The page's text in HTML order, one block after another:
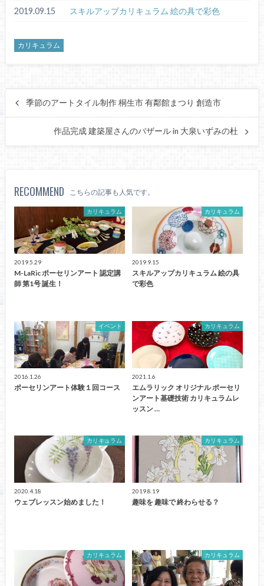
2019.09.15 スキルアップカリキュラム 絵の具で彩色
カリキュラム
季節のアートタイル制作 桐生市 有鄰館まつり 創造市
作品完成 建築屋さんのバザール in 大泉いずみの杜
RECOMMEND こちらの記事も人気です。
カリキュラム
2019.5.29
M-LaRic ポーセリンアート 認定講
師 第1号 誕生！
カリキュラム
2019.9.15
スキルアップカリキュラム 絵の具
で彩色
イベント
2016.1.26
ポーセリンアート体験１回コース
カリキュラム
2021.1.6
エムラリック オリジナル ポーセリ
ンアート基礎技術 カリキュラムレ
ッスン …
カリキュラム
2020.4.18
ウェブレッスン始めました！
カリキュラム
2019.8.19
趣味を 趣味で 終わらせる？
カリキュラム カリキュラム